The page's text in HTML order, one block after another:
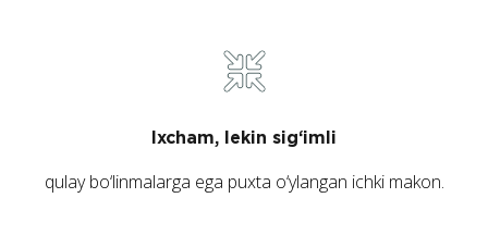
Ixcham, lekin sig‘imli
qulay bo‘linmalarga ega puxta o‘ylangan ichki makon.